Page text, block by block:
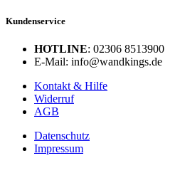
Kundenservice
HOTLINE: 02306 8513900
E-Mail: info@wandkings.de
Kontakt & Hilfe
Widerruf
AGB
Datenschutz
Impressum